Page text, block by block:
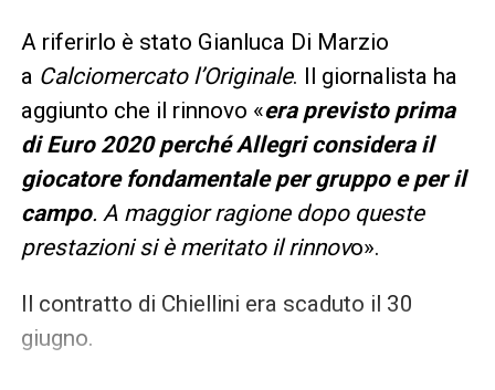
A riferirlo è stato Gianluca Di Marzio
a Calciomercato l’Originale. Il giornalista ha
aggiunto che il rinnovo «era previsto prima
di Euro 2020 perché Allegri considera il
giocatore fondamentale per gruppo e per il
campo. A maggior ragione dopo queste
prestazioni si è meritato il rinnovo».
Il contratto di Chiellini era scaduto il 30
giugno.